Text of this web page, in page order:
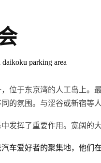
位于东京湾的人工岛上。
的氛围。与涩谷或新宿等
发挥了重要作用。宽阔的
车爱好者的聚集地，他们